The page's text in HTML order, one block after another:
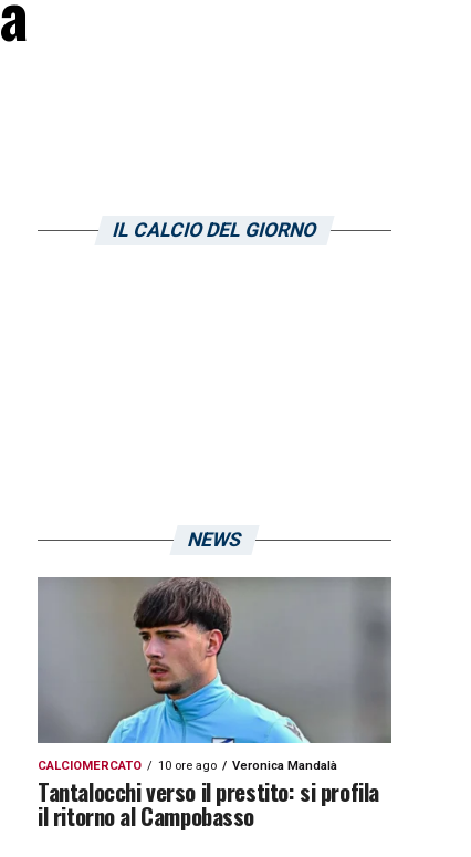
IL CALCIO DEL GIORNO
NEWS
CALCIOMERCATO 10 ore ago Veronica Mandalà
Tantalocchi verso il prestito: si profila
il ritorno al Campobasso